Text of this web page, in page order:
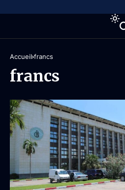
Accueil francs
francs